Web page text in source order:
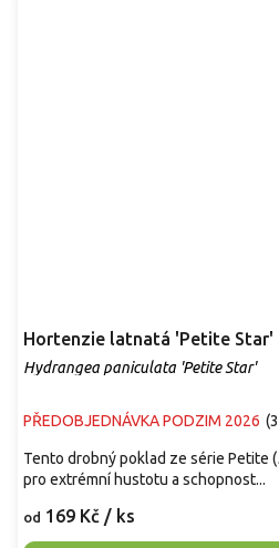
Hortenzie latnatá 'Petite Star'
Hydrangea paniculata 'Petite Star'
PŘEDOBJEDNÁVKA PODZIM 2026 (
od 169 Kč / ks
Tento drobný poklad ze série Petite
pro extrémní hustotu a schopnost...